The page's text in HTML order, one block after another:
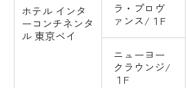
ホテル インタ
ーコンチネンタ
ル東京ベイ
ラ・プロヴ
ァンス/１F
ニューヨー
クラウンジ/
１F